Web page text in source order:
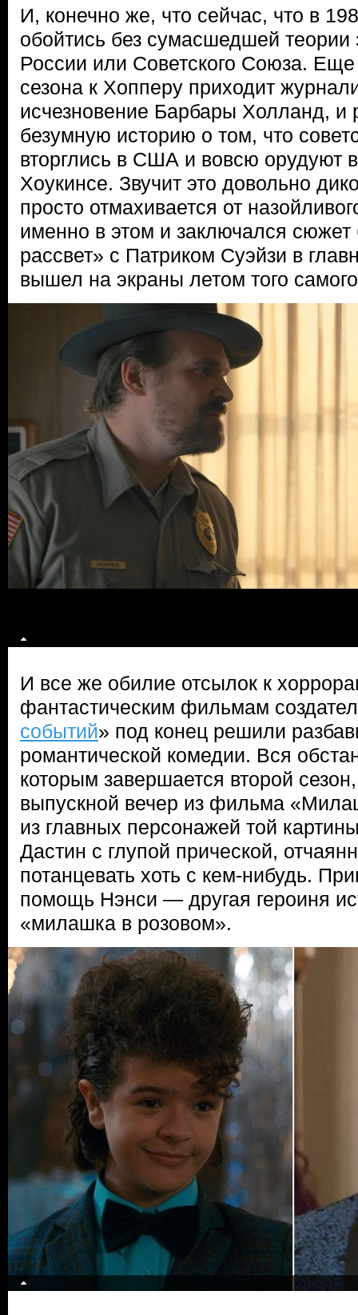
И, конечно же, что сейчас, что в
обойтись без сумасшедшей теории
России или Советского Союза.
сезона к Хопперу приходит
исчезновение Барбары Холланд, и
безумную историю о том, что
вторглись в США и вовсю орудуют
Хоукинсе. Звучит это довольно
просто отмахивается от
именно в этом и заключался
рассвет» с Патриком Суэйзи в
вышел на экраны летом того
И все же обилие отсылок к
фантастическим фильмам
событий» под конец решили
романтической комедии. Вся
которым завершается второй
выпускной вечер из фильма
из главных персонажей той
Дастин с глупой прической,
потанцевать хоть с кем-нибудь.
помощь Нэнси — другая героиня
«милашка в розовом».